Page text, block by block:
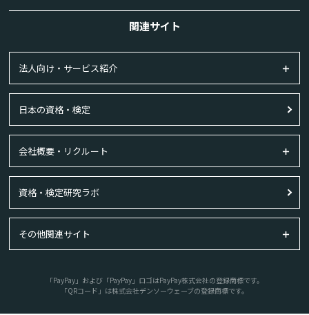
関連サイト
法人向け・サービス紹介
日本の資格・検定
会社概要・リクルート
資格・検定研究ラボ
その他関連サイト
「PayPay」および「PayPay」ロゴはPayPay株式会社の登録商標です。
「QRコード」は株式会社デンソーウェーブの登録商標です。